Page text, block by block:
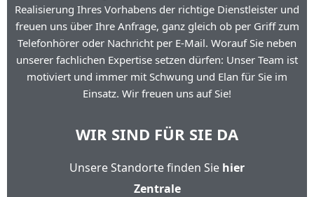
Realisierung Ihres Vorhabens der richtige Dienstleister und
freuen uns über Ihre Anfrage, ganz gleich ob per Griff zum
Telefonhörer oder Nachricht per E-Mail. Worauf Sie neben
unserer fachlichen Expertise setzen dürfen: Unser Team ist
motiviert und immer mit Schwung und Elan für Sie im
Einsatz. Wir freuen uns auf Sie!
WIR SIND FÜR SIE DA
Unsere Standorte finden Sie hier
Zentrale